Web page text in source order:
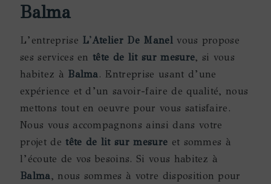
Balma
L’entreprise L'Atelier De Manelvous propose
ses services entête de lit sur mesure, si vous
habitez à Balma. Entreprise usant d’une
expérience et d’un savoir-faire de qualité, nous
mettons tout en oeuvre pour vous satisfaire.
Nous vous accompagnons ainsi dans votre
projet detête de lit sur mesure et sommes à
l’écoute de vos besoins. Si vous habitez à
Balma, nous sommes à votre disposition pour